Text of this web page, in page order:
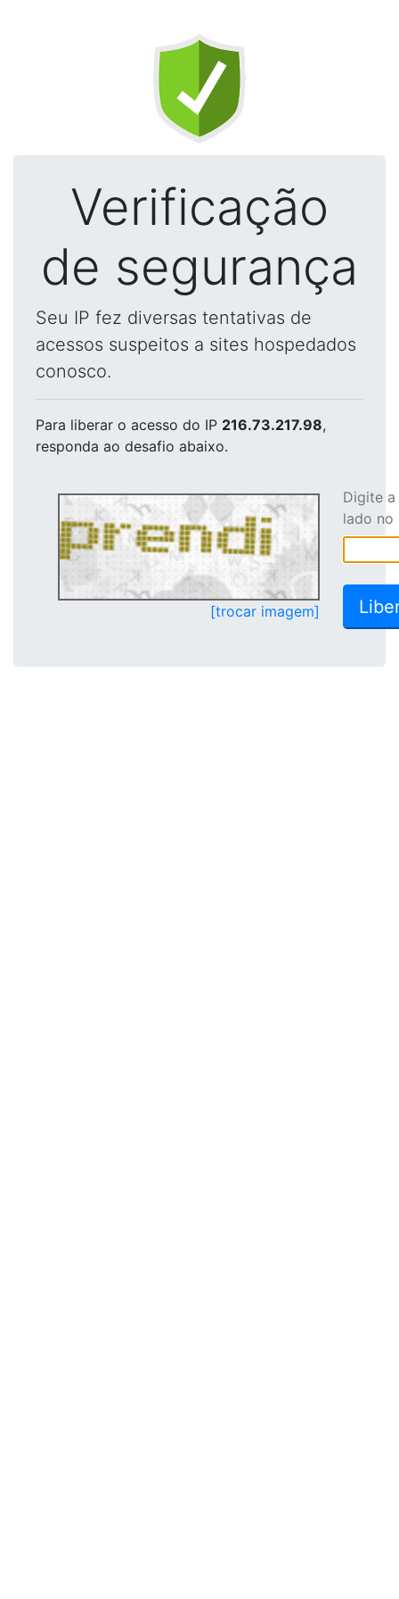
Verificação
de segurança
Seu IP fez diversas tentativas de
acessos suspeitos a sites hospedados
conosco.
Para liberar o acesso do IP 216.73.217.98,
responda ao desafio abaixo.
[trocar imagem]
Digite
lado no